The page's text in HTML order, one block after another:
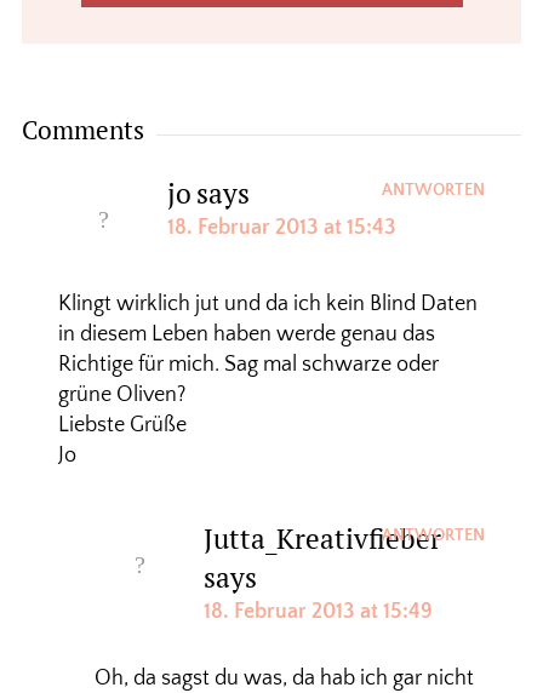
Comments
josays
18. Februar 2013 at 15:43
Klingt wirklich jut und da ich kein Blind Daten
in diesem Leben haben werde genau das
Richtige für mich. Sag mal schwarze oder
grüne Oliven?
Liebste Grüße
Jo
ANTWORTEN
Jutta_Kreativfieber
says
18. Februar 2013 at 15:49
Oh, da sagst du was, da hab ich gar nicht
ANTWORTEN